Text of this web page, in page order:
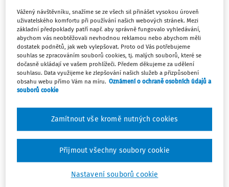
Kdybyste měl představit svoji školu a vybrat tři věci,
které byste nabídl jako „příklad dobré praxe“ ostatním
školám, které by to byly?
Základní umělecká škola, Praha 8, Klapkova 25, neboli, jak
ji trochu familiárně nazýváme, „ZUŠ Klapkova“, je
Byla založena ve školním roce 1952/1953 a v roce 1961 se
činnosti několikrát změnila sídlo. Starší žáci si jistě budou
pamatovat budovu v Lindnerově ulici (dnešní sídlo vysoké
do svého současného působiště v Klapkově ulici. Pokud
Vážený návštěvníku, snažíme se ze všech sil přinášet vysokou úroveň
uživatelského komfortu při používání našich webových stránek. Mezi
základní předpoklady patří např. aby správně fungovalo vyhledávání,
abychom vás neobtěžovali nevhodnou reklamou nebo abychom měli
dostatek podnětů, jak web vylepšovat. Proto od Vás potřebujeme
souhlas se zpracováním souborů cookies, tj. malých souborů, které se
dočasně ukládají ve vašem prohlížeči. Předem děkujeme za udělení
souhlasu. Data využijeme ke zlepšování našich služeb a přizpůsobení
obsahu webu přímo Vám na míru. Oznámení o ochraně osobních údajů a
souborů cookie
Nastavení souborů cookie
Zamítnout vše kromě nutných cookies
Přijmout všechny soubory cookie